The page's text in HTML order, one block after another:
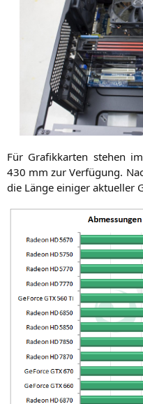
Für Gra­fik­kar­ten ste­hen
430 mm zur Ver­fü­gung.
die Län­ge eini­ger aktu­el­ler